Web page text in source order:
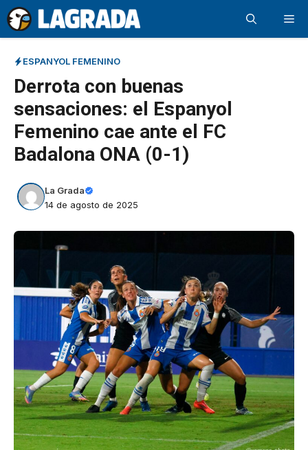
Saltar
al
contenido
ESPANYOL FEMENINO
Derrota con buenas
sensaciones: el Espanyol
Femenino cae ante el FC
Badalona ONA (0-1)
La Grada
14 de agosto de 2025